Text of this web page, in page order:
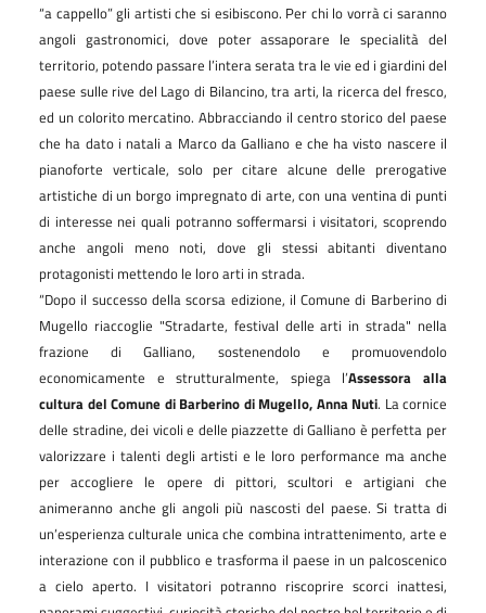
“a cappello” gli artisti che si esibiscono. Per chi lo vorrà ci saranno
angoli gastronomici, dove poter assaporare le specialità del
territorio, potendo passare l’intera serata tra le vie ed i giardini del
paese sulle rive del Lago di Bilancino, tra arti, la ricerca del fresco,
ed un colorito mercatino. Abbracciando il centro storico del paese
che ha dato i natali a Marco da Galliano e che ha visto nascere il
pianoforte verticale, solo per citare alcune delle prerogative
artistiche di un borgo impregnato di arte, con una ventina di punti
di interesse nei quali potranno soffermarsi i visitatori, scoprendo
anche angoli meno noti, dove gli stessi abitanti diventano
protagonisti mettendo le loro arti in strada.
“Dopo il successo della scorsa edizione, il Comune di Barberino di
Mugello riaccoglie "Stradarte, festival delle arti in strada" nella
frazione di Galliano, sostenendolo e promuovendolo
economicamente e strutturalmente, spiega l’Assessora alla
cultura del Comune di Barberino di Mugello, Anna Nuti. La cornice
delle stradine, dei vicoli e delle piazzette di Galliano è perfetta per
valorizzare i talenti degli artisti e le loro performance ma anche
per accogliere le opere di pittori, scultori e artigiani che
animeranno anche gli angoli più nascosti del paese. Si tratta di
un’esperienza culturale unica che combina intrattenimento, arte e
interazione con il pubblico e trasforma il paese in un palcoscenico
a cielo aperto. I visitatori potranno riscoprire scorci inattesi,